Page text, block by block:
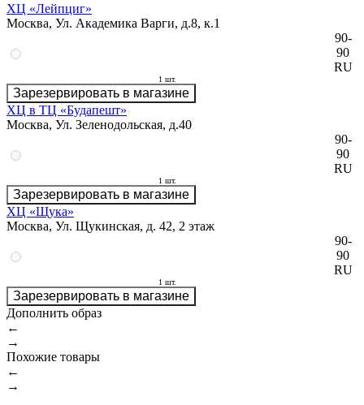
ХЦ «Лейпциг»
Москва, Ул. Академика Варги, д.8, к.1
90-
90
RU
1 шт.
Зарезервировать в магазине
ХЦ в ТЦ «Будапешт»
Москва, Ул. Зеленодольская, д.40
90-
90
RU
1 шт.
Зарезервировать в магазине
ХЦ «Щука»
Москва, Ул. Щукинская, д. 42, 2 этаж
90-
90
RU
1 шт.
Зарезервировать в магазине
Дополнить образ
←
→
Похожие товары
←
→